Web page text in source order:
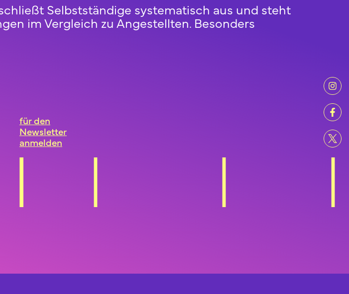
Selbstständige systematisch aus und steht
im Vergleich zu Angestellten. Besonders
für den
Newsletter
anmelden